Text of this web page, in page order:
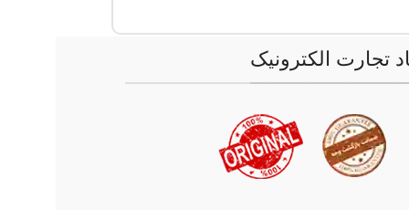
تجارت الکترونیک